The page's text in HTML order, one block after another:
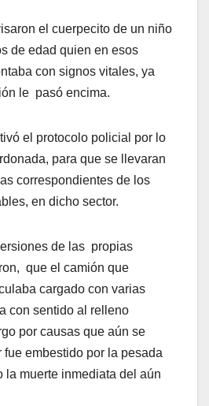
el cuerpecito de un niño
de edad quien en esos
con signos vitales, ya
le pasó encima.
el protocolo policial por lo
para que se llevaran
correspondientes de los
en dicho sector.
de las propias
que el camión que
cargado con varias
con sentido al relleno
por causas que aún se
embestido por la pesada
la muerte inmediata del aún